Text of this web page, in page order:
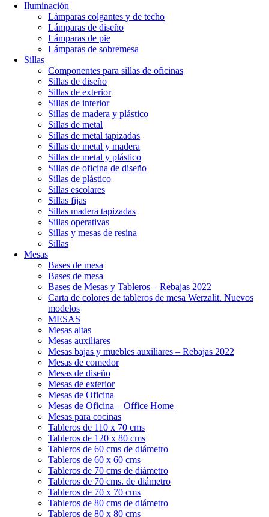
Iluminación
Lámparas colgantes y de techo
Lámparas de diseño
Lámparas de pie
Lámparas de sobremesa
Sillas
Componentes para sillas de oficinas
Sillas de diseño
Sillas de exterior
Sillas de interior
Sillas de madera y plástico
Sillas de metal
Sillas de metal tapizadas
Sillas de metal y madera
Sillas de metal y plástico
Sillas de oficina de diseño
Sillas de plástico
Sillas escolares
Sillas fijas
Sillas madera tapizadas
Sillas operativas
Sillas y mesas de resina
Sillas
Mesas
Bases de mesa
Bases de mesa
Bases de Mesas y Tableros – Rebajas 2022
Carta de colores de tableros de mesa Werzalit. Nuevos
modelos
MESAS
Mesas altas
Mesas auxiliares
Mesas bajas y muebles auxiliares – Rebajas 2022
Mesas de comedor
Mesas de diseño
Mesas de exterior
Mesas de Oficina
Mesas de Oficina – Office Home
Mesas para cocinas
Tableros de 110 x 70 cms
Tableros de 120 x 80 cms
Tableros de 60 cms de diámetro
Tableros de 60 x 60 cms
Tableros de 70 cms de diámetro
Tableros de 70 cms. de diámetro
Tableros de 70 x 70 cms
Tableros de 80 cms de diámetro
Tableros de 80 x 80 cms